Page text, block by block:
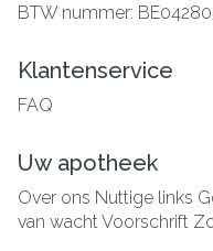
BTW nummer:
Klantenservice
FAQ
Uw apotheek
Over ons Nuttige links
van wachtVoorschrift